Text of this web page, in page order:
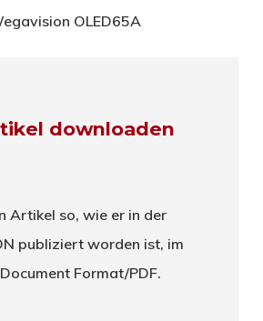
OLED65A
downloaden
Artikel so, wie er in der
publiziert worden ist, im
Format/PDF.